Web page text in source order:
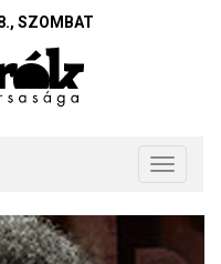
SZOMBAT
Toggle